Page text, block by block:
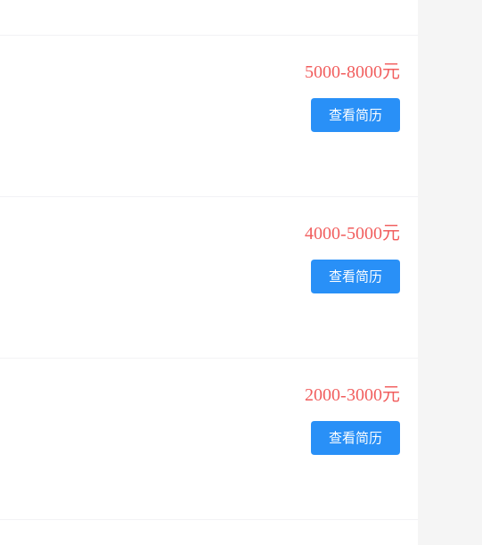
5000-8000元
查看简历
4000-5000元
查看简历
2000-3000元
查看简历